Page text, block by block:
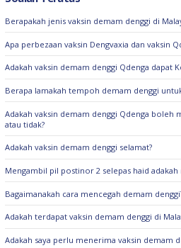
Berapakah jenis vaksin demam denggi di
Apa perbezaan vaksin Dengvaxia dan vaksin
Adakah vaksin demam denggi Qdenga dapat
Berapa lamakah tempoh demam denggi
Adakah vaksin demam denggi Qdenga boleh
atau tidak?
Adakah vaksin demam denggi selamat?
Mengambil pil postinor 2 selepas haid adakah
Bagaimanakah cara mencegah demam
Adakah terdapat vaksin demam denggi di
Adakah saya perlu menerima vaksin demam